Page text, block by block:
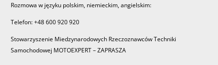
Rozmowa w języku polskim, niemieckim, angielskim:
Telefon: +48 600 920 920
Stowarzyszenie Miedzynarodowych Rzeczoznawców Techniki
Samochodowej MOTOEXPERT – ZAPRASZA